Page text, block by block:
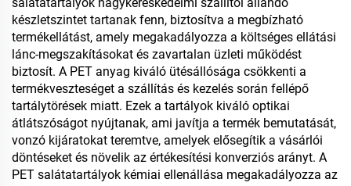
készletszintet tartanak fenn, biztosítva a megbízható
termékellátást, amely megakadályozza a költséges ellátási
lánc-megszakításokat és zavartalan üzleti működést
biztosít. A PET anyag kiváló ütésállósága csökkenti a
termékveszteséget a szállítás és kezelés során fellépő
tartálytörések miatt. Ezek a tartályok kiváló optikai
átlátszóságot nyújtanak, ami javítja a termék bemutatását,
vonzó kijáratokat teremtve, amelyek elősegítik a vásárlói
döntéseket és növelik az értékesítési konverziós arányt. A
PET salátatartályok kémiai ellenállása megakadályozza az